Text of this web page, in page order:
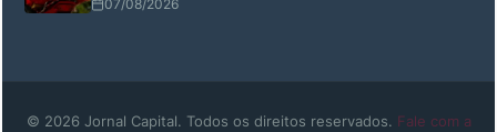
07/08/2026
© 2026 Jornal Capital. Todos os direitos reservados. Fale com a